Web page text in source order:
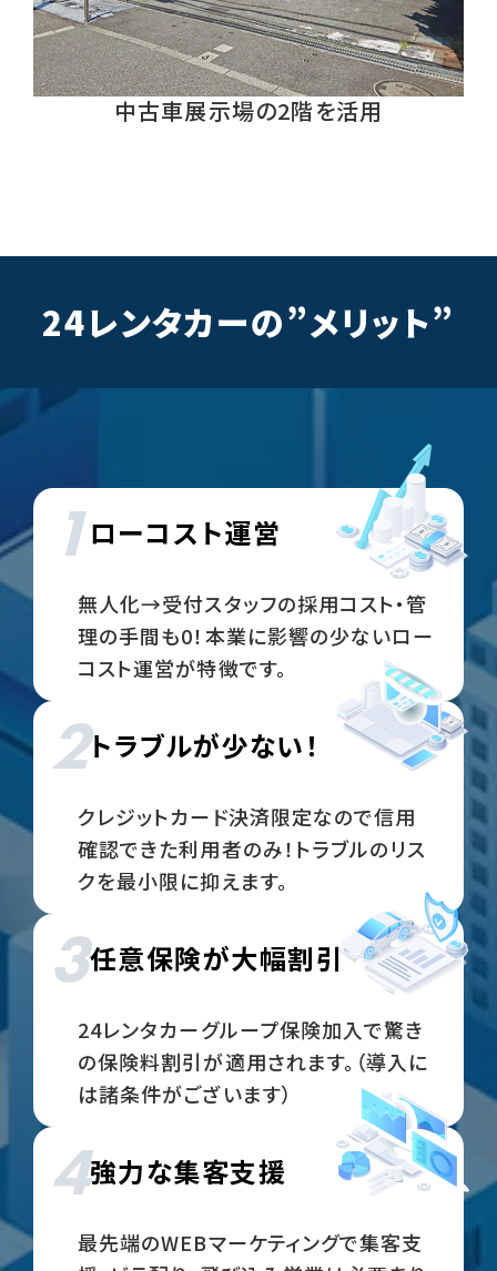
中古車展示場の2階を活用
24レンタカーの”メリット”
1ローコスト運営
無人化→受付スタッフの採用コスト・管
理の手間も0！本業に影響の少ないロー
コスト運営が特徴です。
2トラブルが少ない！
クレジットカード決済限定なので信用
確認できた利用者のみ！トラブルのリス
クを最小限に抑えます。
3任意保険が大幅割引
24レンタカーグループ保険加入で驚き
の保険料割引が適用されます。（導入に
は諸条件がございます）
4強力な集客支援
最先端のWEBマーケティングで集客支